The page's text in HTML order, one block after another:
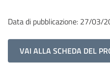
Data di pubblicazione: 27/03/
VAI ALLA SCHEDA DEL